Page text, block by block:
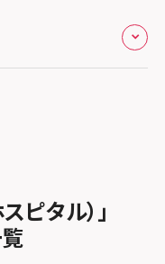
香
太田
ク
ル布施
大分府内町
ピタル）」